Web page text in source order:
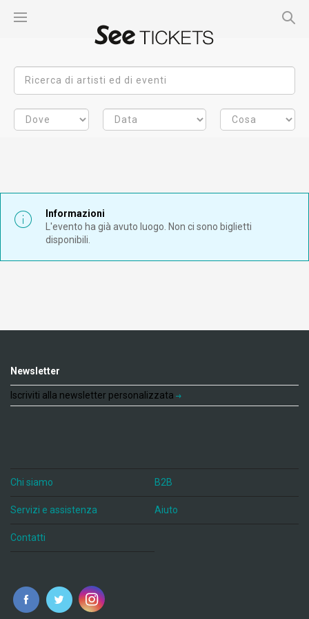
Informazioni
L'evento ha già avuto luogo. Non ci sono biglietti
disponibili.
Newsletter
Iscriviti alla newsletter personalizzata
Chi siamo B2B
Servizi e assistenza Aiuto
Contatti